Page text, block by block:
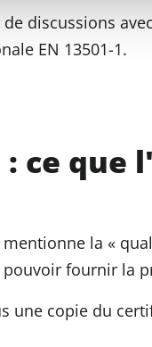
discussions
EN 13501-1.
ce
la «
fournir la
une copie du